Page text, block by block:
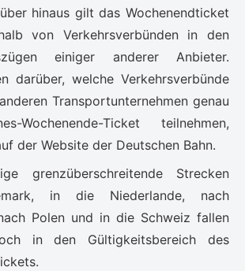
hinaus gilt das Wochenendticket
von Verkehrsverbünden in den
einiger anderer Anbieter.
darüber, welche Verkehrsverbünde
Transportunternehmen genau
Wochenende-Ticket teilnehmen,
der Website der Deutschen Bahn.
grenzüberschreitende Strecken
in die Niederlande, nach
Polen und in die Schweiz fallen
in den Gültigkeitsbereich des